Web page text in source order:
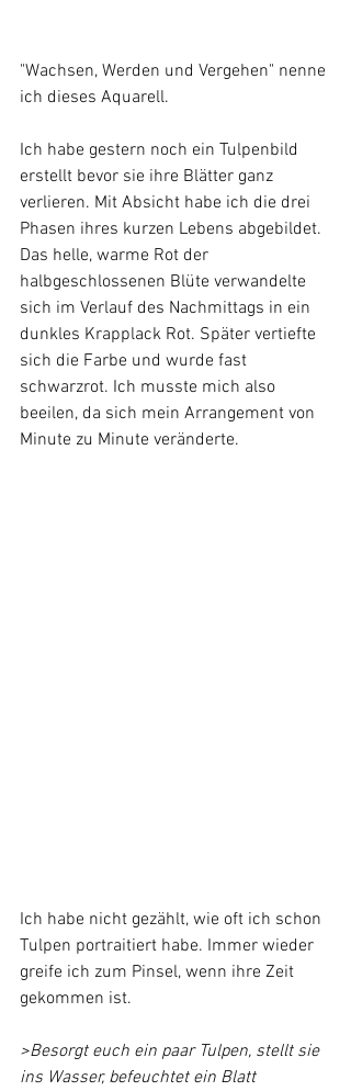
"Wachsen, Werden und Vergehen" nenne
ich dieses Aquarell.
Ich habe gestern noch ein Tulpenbild
erstellt bevor sie ihre Blätter ganz
verlieren. Mit Absicht habe ich die drei
Phasen ihres kurzen Lebens abgebildet.
Das helle, warme Rot der
halbgeschlossenen Blüte verwandelte
sich im Verlauf des Nachmittags in ein
dunkles Krapplack Rot. Später vertiefte
sich die Farbe und wurde fast
schwarzrot. Ich musste mich also
beeilen, da sich mein Arrangement von
Minute zu Minute veränderte.
Ich habe nicht gezählt, wie oft ich schon
Tulpen portraitiert habe. Immer wieder
greife ich zum Pinsel, wenn ihre Zeit
gekommen ist.
>Besorgt euch ein paar Tulpen, stellt sie
ins Wasser, befeuchtet ein Blatt